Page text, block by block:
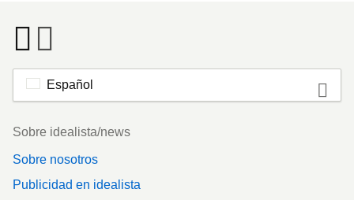
Español
Footer
Sobre idealista/news
Sobre nosotros
Publicidad en idealista